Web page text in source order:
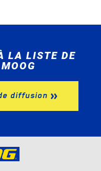
LA LISTE DE
diffusion